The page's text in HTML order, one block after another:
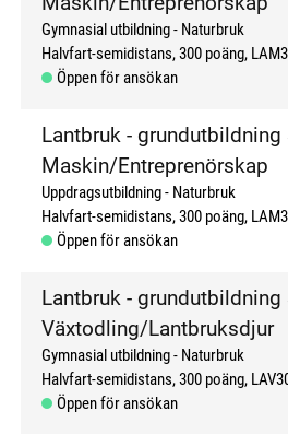
Gymnasial utbildning
Naturbruk
Halvfart-semidistans 300 poäng
Öppen för ansökan
Lantbruk - grundutbildning
Maskin/Entreprenörskap
Uppdragsutbildning
Naturbruk
Halvfart-semidistans 300 poäng
Öppen för ansökan
Lantbruk - grundutbildning
Växtodling/Lantbruksdjur
Gymnasial utbildning
Naturbruk
Halvfart-semidistans 300 poäng
Öppen för ansökan